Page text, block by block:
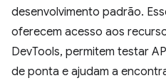
desenvolvimento padrão.
oferecem acesso aos
DevTools, permitem testar
de ponta e ajudam a